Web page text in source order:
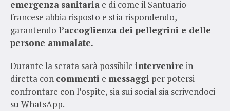
emergenza sanitaria e di come il Santuario
francese abbia risposto e stia rispondendo,
garantendo l’accoglienza dei pellegrini e delle
persone ammalate.
Durante la serata sarà possibile intervenire in
diretta con commenti e messaggi per potersi
confrontare con l’ospite, sia sui social sia scrivendoci
su WhatsApp.